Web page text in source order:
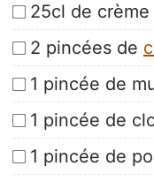
25cl de
2 pincées de
1 pincée de
1 pincée de
1 pincée de